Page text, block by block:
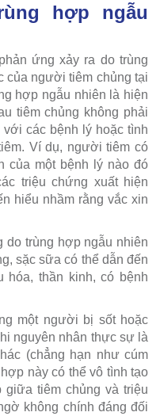
hợp ngẫu
ứng xảy ra do trùng
của người tiêm chủng tại
hợp ngẫu nhiên là hiện
tiêm chủng không phải
các bệnh lý hoặc tình
Ví dụ, người tiêm có
của một bệnh lý nào đó
triệu chứng xuất hiện
hiểu nhầm rằng vắc xin
do trùng hợp ngẫu nhiên
sặc sữa có thể dẫn đến
hóa, thần kinh, có bệnh
một người bị sốt hoặc
nguyên nhân thực sự là
(chẳng hạn như cúm
này có thể vô tình tạo
tiêm chủng và triệu
không chính đáng đối